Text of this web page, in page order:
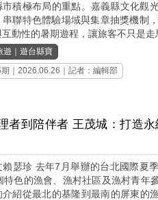
市積極布局的重點。嘉義縣文化觀
串聯特色體驗場域與集章抽獎機制
動性的暑期遊程，讓旅客不只是走
遊 ｜遊台縣寶
｜2026.06.26｜記者：編輯部
者到陪伴者 王茂城：打造
賴瑟珍 去年7月舉辦的台北國際夏
特色的漁會、漁村社區及漁村青年
介紹從最北的基隆到最南的屏東的